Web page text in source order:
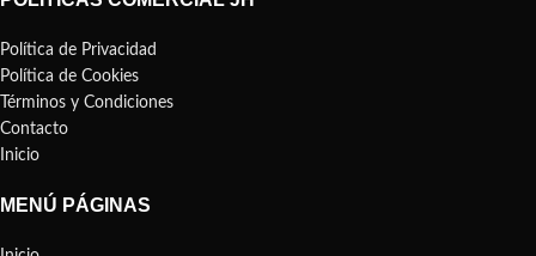
Política de Privacidad
Política de Cookies
Términos y Condiciones
Contacto
Inicio
MENÚ PÁGINAS